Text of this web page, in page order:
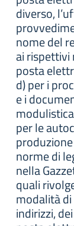
diverso,
nome del
ai rispettivi
posta
d) per i
e i
per le
norme di
nella
quali
modalità
indirizzi,